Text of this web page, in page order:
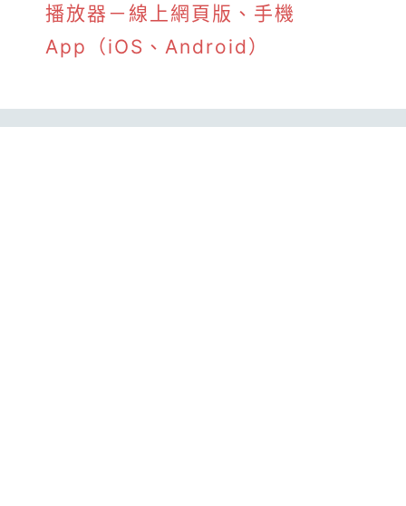
播放器－線上網頁版、手機
App（iOS、Android）